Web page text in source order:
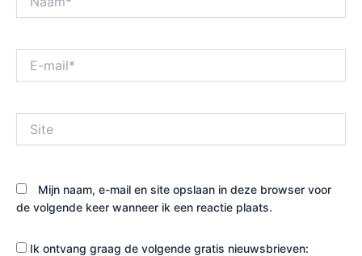
mail*
Mijn naam, e-mail en site opslaan in deze browser voor
de volgende keer wanneer ik een reactie plaats.
Ik ontvang graag de volgende gratis nieuwsbrieven: